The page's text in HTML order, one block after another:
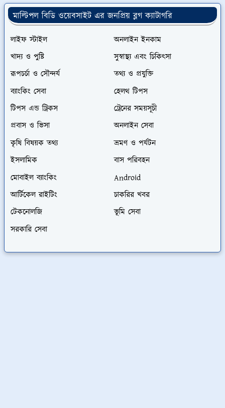
মাল্টিপল বিডি ওয়েবসাইট এর জনপ্রিয় ব্লগ ক্যাটাগরি
লাইফ স্টাইল
অনলাইন ইনকাম
খাদ্য ও পুষ্টি
সুস্বাস্থ্য এবং চিকিৎসা
রূপচর্চা ও সৌন্দর্য
তথ্য ও প্রযুক্তি
ব্যাংকিং সেবা
হেলথ টিপস
টিপস এন্ড ট্রিকস
ট্রেনের সময়সূচী
প্রবাস ও ভিসা
অনলাইন সেবা
কৃষি বিষয়ক তথ্য
ভ্রমণ ও পর্যটন
ইসলামিক
বাস পরিবহন
মোবাইল ব্যাংকিং
Android
আর্টিকেল রাইটিং
চাকরির খবর
টেকনোলজি
ভূমি সেবা
সরকারি সেবা